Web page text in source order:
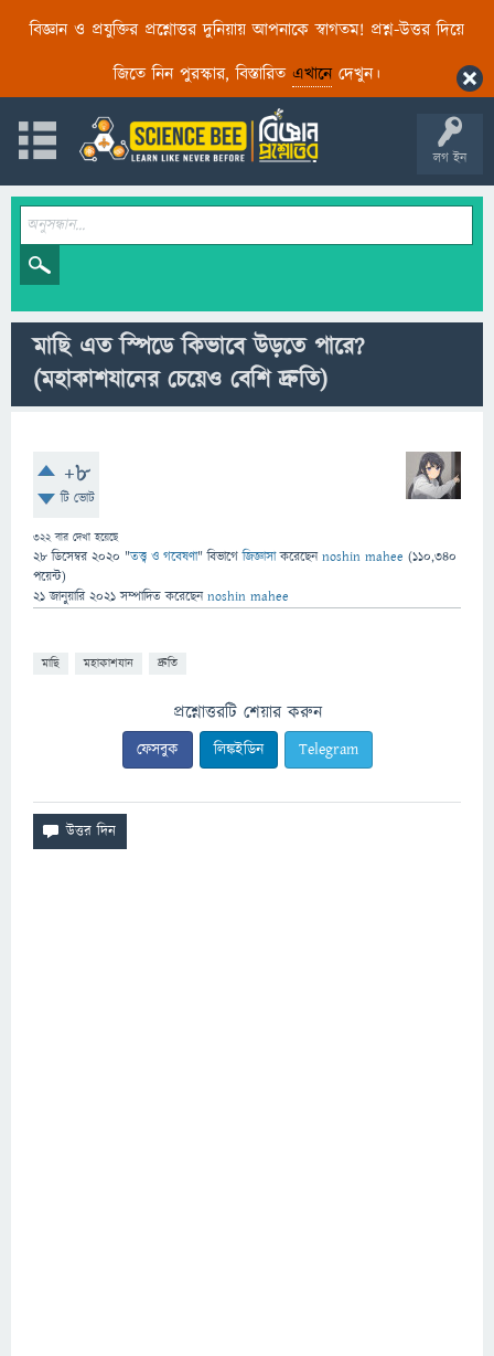
বিজ্ঞান ও প্রযুক্তির প্রশ্নোত্তর দুনিয়ায় আপনাকে স্বাগতম! প্রশ্ন-উত্তর দিয়ে
জিতে নিন পুরস্কার, বিস্তারিত এখানেদেখুন।
লগ ইন
মাছি এত স্পিডে কিভাবে উড়তে পারে?
(মহাকাশযানের চেয়েও বেশি দ্রুতি)
+8
টি ভোট
322বার দেখা হয়েছে
28 ডিসেম্বর 2020 "তত্ত্ব ও গবেষণা" বিভাগে জিজ্ঞাসাকরেছেনnoshin mahee (110,340
পয়েন্ট)
21 জানুয়ারি 2021 সম্পাদিত করেছেনnoshin mahee
মাছি মহাকাশযান দ্রুতি
প্রশ্নোত্তরটি শেয়ার করুন
ফেসবুক লিঙ্কইডিন Telegram